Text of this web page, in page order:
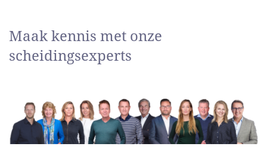
Maak kennis met onze
scheidingsexperts